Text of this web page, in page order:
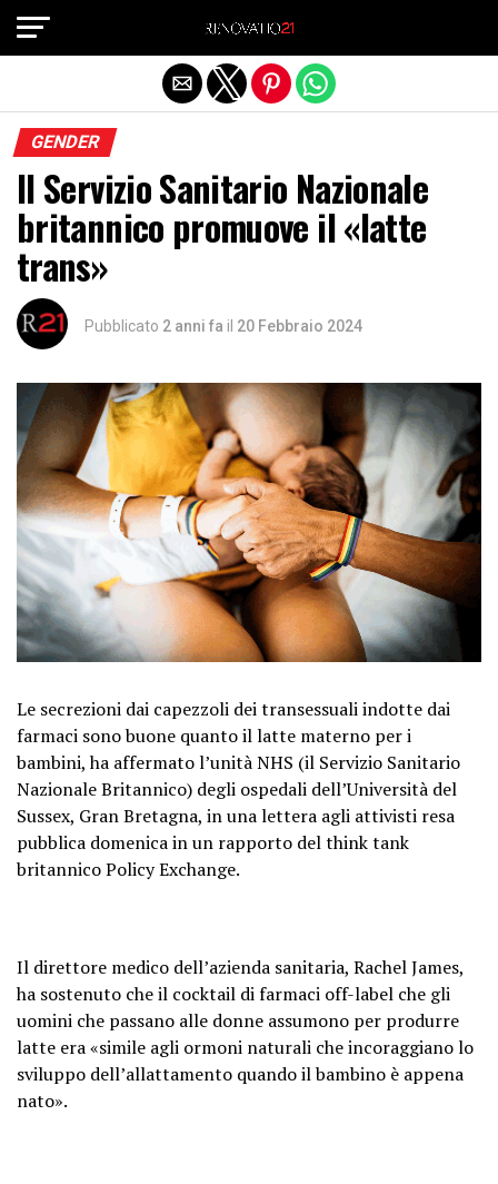
GENDER
Il Servizio Sanitario Nazionale
britannico promuove il «latte
trans»
Pubblicato 2 anni fa il 20 Febbraio 2024
Le secrezioni dai capezzoli dei transessuali indotte dai
farmaci sono buone quanto il latte materno per i
bambini, ha affermato l’unità NHS (il Servizio Sanitario
Nazionale Britannico) degli ospedali dell’Università del
Sussex, Gran Bretagna, in una lettera agli attivisti resa
pubblica domenica in un rapporto del think tank
britannico Policy Exchange.
Il direttore medico dell’azienda sanitaria, Rachel James,
ha sostenuto che il cocktail di farmaci off-label che gli
uomini che passano alle donne assumono per produrre
latte era «simile agli ormoni naturali che incoraggiano lo
sviluppo dell’allattamento quando il bambino è appena
nato».
Exit mobile version